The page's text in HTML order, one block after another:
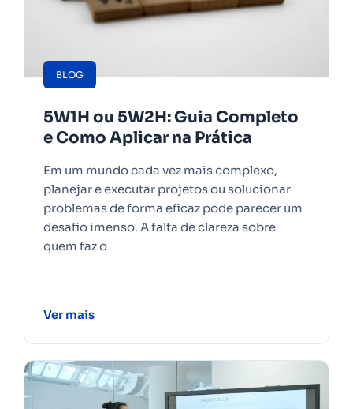
BLOG
5W1H ou 5W2H: Guia Completo
e Como Aplicar na Prática
Em um mundo cada vez mais complexo,
planejar e executar projetos ou solucionar
problemas de forma eficaz pode parecer um
desafio imenso. A falta de clareza sobre
quem faz o
Ver mais